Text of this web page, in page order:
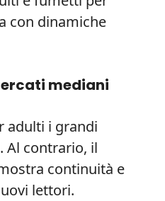
con dinamiche
mediani
adulti i grandi
Al contrario, il
continuità e
lettori.